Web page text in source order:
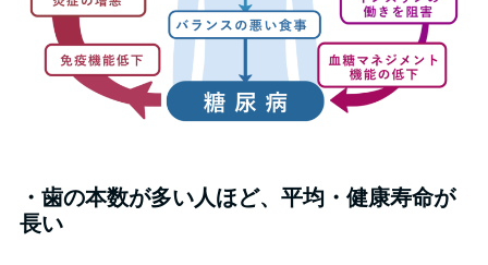
・歯の本数が多い人ほど、平均・健康寿命が
長い